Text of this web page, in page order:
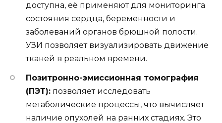
доступна, её применяют для мониторинга
состояния сердца, беременности и
заболеваний органов брюшной полости.
УЗИ позволяет визуализировать движение
тканей в реальном времени.
Позитронно-эмиссионная томография
(ПЭТ): позволяет исследовать
метаболические процессы, что вычисляет
наличие опухолей на ранних стадиях. Это